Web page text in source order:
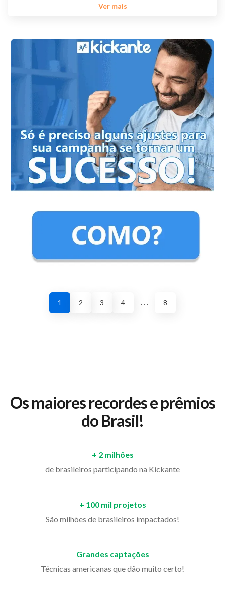
Ver mais
1 2 3 4 . . . 8
Os maiores recordes e prêmios
do Brasil!
+ 2 milhões
de brasileiros participando na Kickante
+ 100 mil projetos
São milhões de brasileiros impactados!
Grandes captações
Técnicas americanas que dão muito certo!